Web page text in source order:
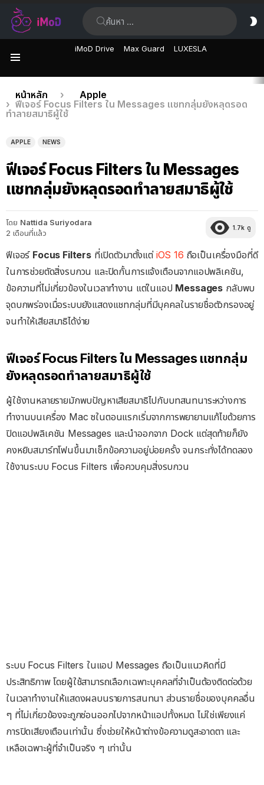
iMoD Drive Max Guard LUXESLA
เรื่อง
ล่าสุด
คุณอยู่ที่นี่:
หน้าหลัก
Apple
ฟีเจอร์ Focus Filters ใน Messages แชทกลุ่มยังหลุดรอด
ทำลายสมาธิผู้ใช้
APPLE NEWS
ฟีเจอร์ Focus Filters ใน Messages
แชทกลุ่มยังหลุดรอดทำลายสมาธิผู้ใช้
โดย Nattida Suriyodara
2 เดือนที่แล้ว
1.7k ดู
ฟีเจอร์ Focus Filtersที่เปิดตัวมาตั้งแต่iOS 16 ถือเป็นเครื่องมือที่ดี
ในการช่วยตัดสิ่งรบกวน และปิดกั้นการแจ้งเตือนจากแอปพลิเคชัน,
ข้อความที่ไม่เกี่ยวข้องในเวลาทำงาน แต่ในแอป Messages กลับพบ
จุดบกพร่องเมื่อระบบยังแสดงแชทกลุ่มที่มีบุคคลในรายชื่อตัวกรองอยู่
จนทำให้เสียสมาธิได้ง่าย
ฟีเจอร์ Focus Filters ใน Messages แชทกลุ่ม
ยังหลุดรอดทำลายสมาธิผู้ใช้
ผู้ใช้งานหลายรายมักพบปัญหาเสียสมาธิไปกับบทสนทนาระหว่างการ
ทำงานบนเครื่อง Mac ซในตอนแรกเริ่มจากการพยายามแก้ไขด้วยการ
ปิดแอปพลิเคชัน Messages และนำออกจาก Dock แต่สุดท้ายก็ยัง
คงหยิบสมาร์ทโฟนขึ้นมาเช็กข้อความอยู่บ่อยครั้ง จนกระทั่งได้ทดลอง
ใช้งานระบบ Focus Filters เพื่อควบคุมสิ่งรบกวน
ระบบ Focus Filters ในแอป Messages ถือเป็นแนวคิดที่มี
ประสิทธิภาพ โดยผู้ใช้สามารถเลือกเฉพาะบุคคลที่จำเป็นต้องติดต่อด้วย
ในเวลาทำงานให้แสดงผลบนรายการสนทนา ส่วนรายชื่อของบุคคลอื่น
ๆ ที่ไม่เกี่ยวข้องจะถูกซ่อนออกไปจากหน้าแอปทั้งหมด ไม่ใช่เพียงแค่
การปิดเสียงเตือนเท่านั้น ซึ่งช่วยให้หน้าต่างข้อความดูสะอาดตา และ
เหลือเฉพาะผู้ที่จำเป็นจริง ๆ เท่านั้น